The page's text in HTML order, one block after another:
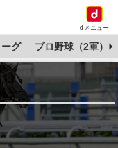
dメニュー
グ プロ野球（2軍）